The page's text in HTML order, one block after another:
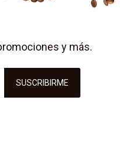
y más.
SUSCRIBIRME